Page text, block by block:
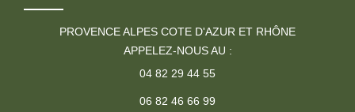
PROVENCE ALPES COTE D'AZUR ET RHÔNE
APPELEZ-NOUS AU :
04 82 29 44 55
06 82 46 66 99